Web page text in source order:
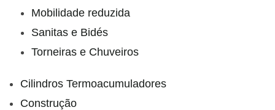
Mobilidade reduzida
Sanitas e Bidés
Torneiras e Chuveiros
Cilindros Termoacumuladores
Construção